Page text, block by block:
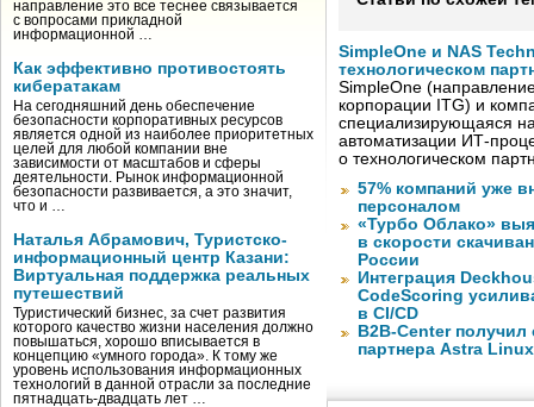
направление это все теснее связывается
с вопросами прикладной
информационной …
Как эффективно противостоять
кибератакам
На сегодняшний день обеспечение
безопасности корпоративных ресурсов
является одной из наиболее приоритетных
целей для любой компании вне
зависимости от масштабов и сферы
деятельности. Рынок информационной
безопасности развивается, а это значит,
что и …
Наталья Абрамович, Туристско-
информационный центр Казани:
Виртуальная поддержка реальных
путешествий
Туристический бизнес, за счет развития
которого качество жизни населения должно
повышаться, хорошо вписывается в
концепцию «умного города». К тому же
уровень использования информационных
технологий в данной отрасли за последние
пятнадцать-двадцать лет …
SimpleOne и NAS
технологическом
SimpleOne
корпорации ITG) и
специализирующаяся
автоматизации ИТ-
о технологическом
57% компаний уже
персоналом
«Турбо Облако»
в скорости
России
Интеграция
CodeScoring
в CI/CD
B2B-Center получил
партнера Astra Linux